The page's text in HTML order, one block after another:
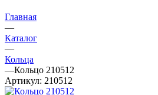
Главная
—
Каталог
—
Кольца
—Кольцо 210512
Артикул: 210512